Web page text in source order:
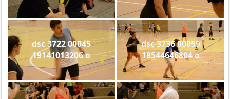
dsc 3722 00045
19141013206 o
dsc 3736 00059
18544646804 o